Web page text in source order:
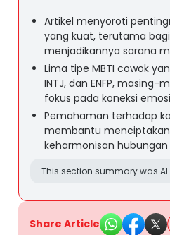
Artikel menyoroti
yang kuat, terutama
menjadikannya sarana
Lima tipe MBTI cowok
INTJ, dan ENFP,
fokus pada koneksi
Pemahaman terhadap
membantu
keharmonisan
This section summary was
Share Article